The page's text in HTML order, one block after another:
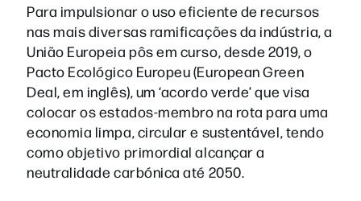
Para impulsionar o uso eficiente de recursos
nas mais diversas ramificações da indústria, a
União Europeia pôs em curso, desde 2019, o
Pacto Ecológico Europeu (European Green
Deal, em inglês), um ‘acordo verde’ que visa
colocar os estados-membro na rota para uma
economia limpa, circular e sustentável, tendo
como objetivo primordial alcançar a
neutralidade carbónica até 2050.